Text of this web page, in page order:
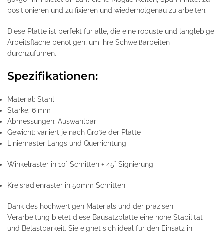
positionieren und zu fixieren und wiederholgenau zu arbeiten.
Diese Platte ist perfekt für alle, die eine robuste und langlebige
Arbeitsfläche benötigen, um ihre Schweißarbeiten
durchzuführen.
Spezifikationen:
Material: Stahl
Stärke: 6 mm
Abmessungen: Auswählbar
Gewicht: variiert je nach Größe der Platte
Linienraster Längs und Querrichtung
Winkelraster in 10° Schritten + 45° Signierung
Kreisradienraster in 50mm Schritten
Dank des hochwertigen Materials und der präzisen
Verarbeitung bietet diese Bausatzplatte eine hohe Stabilität
und Belastbarkeit. Sie eignet sich ideal für den Einsatz in